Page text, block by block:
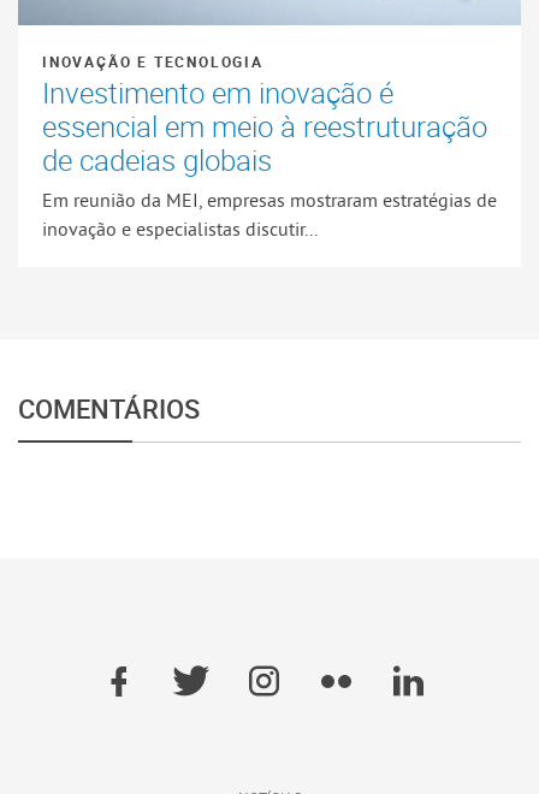
INOVAÇÃO E TECNOLOGIA
Investimento em inovação é
essencial em meio à reestruturação
de cadeias globais
Em reunião da MEI, empresas mostraram estratégias de
inovação e especialistas discutir...
COMENTÁRIOS